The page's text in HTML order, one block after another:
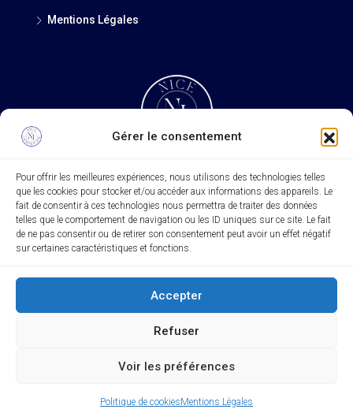
Gérer le consentement
Pour offrir les meilleures expériences, nous utilisons des technologies telles
que les cookies pour stocker et/ou accéder aux informations des appareils. Le
fait de consentir à ces technologies nous permettra de traiter des données
telles que le comportement de navigation ou les ID uniques sur ce site. Le fait
de ne pas consentir ou de retirer son consentement peut avoir un effet négatif
sur certaines caractéristiques et fonctions.
Accepter
Refuser
Voir les préférences
Politique de cookiesMentions Légales
Mentions Légales
Rechercher
Rechercher
© Agence Nice Immobilier